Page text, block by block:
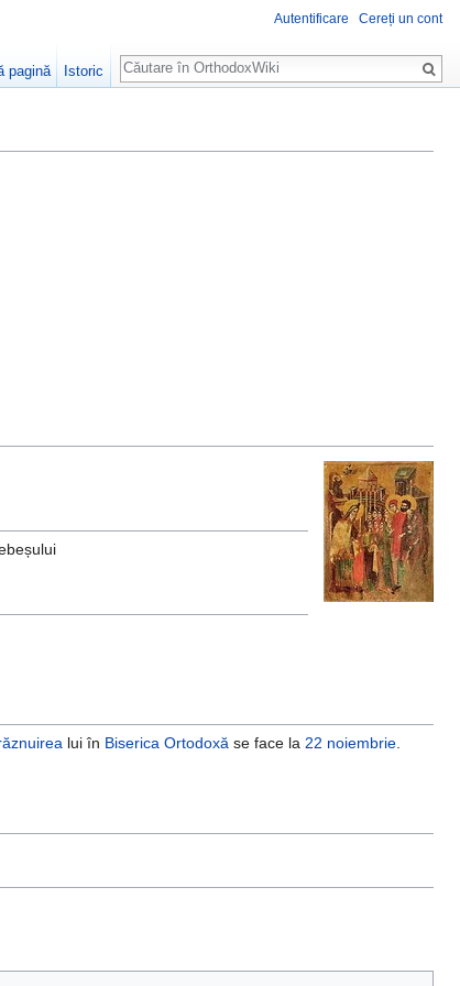
lui în Biserica Ortodoxă se face la 22 noiembrie
Autentificare Cereți un cont
pagină Istoric
Căutare